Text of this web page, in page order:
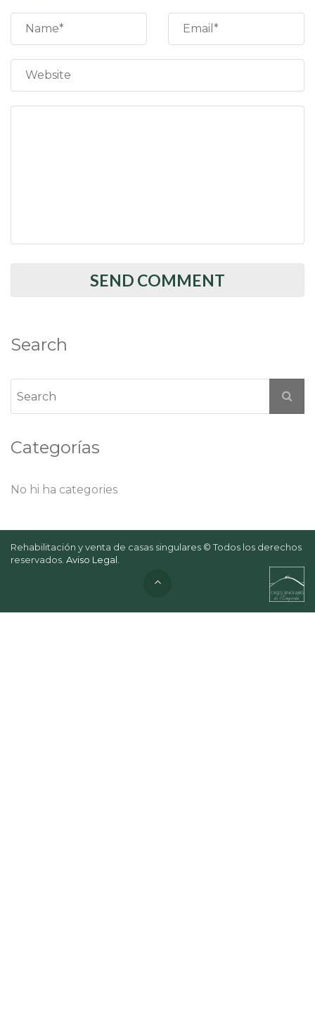
Search
Categorías
No hi ha categories
Rehabilitación y venta de casas singulares © Todos los derechos
reservados. Aviso Legal